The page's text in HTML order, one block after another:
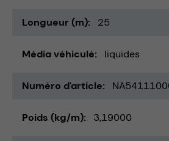
Longueur (m) 25
Média véhiculé liquides
Numéro d'article
Poids (kg/m) 3,19000